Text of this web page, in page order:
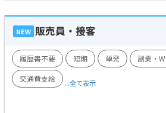
NEW 販売員・接客
履歴書不要 短期 単発
副業・
交通費支給
...全て表示